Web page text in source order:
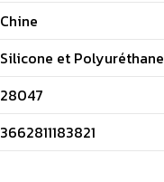
Chine
Silicone et Polyuréthane
28047
3662811183821